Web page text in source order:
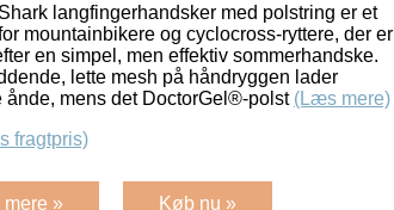
langfingerhandsker med polstring er et
mountainbikere og cyclocross-ryttere, der er
en simpel, men effektiv sommerhandske.
lette mesh på håndryggen lader
ånde, mens det DoctorGel®-polst (Læs mere)
fragtpris)
» Køb nu »